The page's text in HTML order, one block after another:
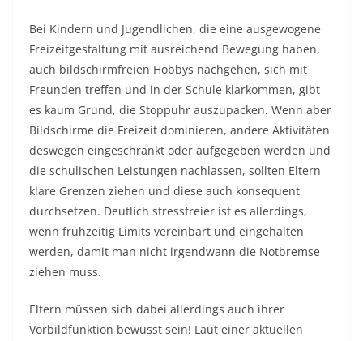
Bei Kindern und Jugendlichen, die eine ausgewogene
Freizeitgestaltung mit ausreichend Bewegung haben,
auch bildschirmfreien Hobbys nachgehen, sich mit
Freunden treffen und in der Schule klarkommen, gibt
es kaum Grund, die Stoppuhr auszupacken. Wenn aber
Bildschirme die Freizeit dominieren, andere Aktivitäten
deswegen eingeschränkt oder aufgegeben werden und
die schulischen Leistungen nachlassen, sollten Eltern
klare Grenzen ziehen und diese auch konsequent
durchsetzen. Deutlich stressfreier ist es allerdings,
wenn frühzeitig Limits vereinbart und eingehalten
werden, damit man nicht irgendwann die Notbremse
ziehen muss.
Eltern müssen sich dabei allerdings auch ihrer
Vorbildfunktion bewusst sein! Laut einer aktuellen